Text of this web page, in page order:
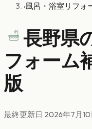
›風呂・浴室リフォ
長野県
フォーム
版
最終更新日 2026年7月10